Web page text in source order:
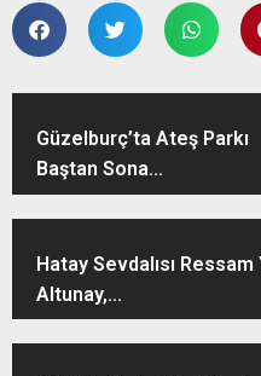
Güzelburç’ta Ateş Parkı
Baştan Sona...
Hatay Sevdalısı
Altunay,...